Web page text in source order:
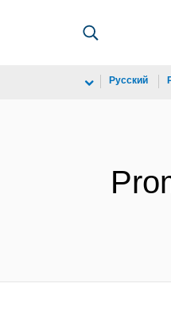
Русский